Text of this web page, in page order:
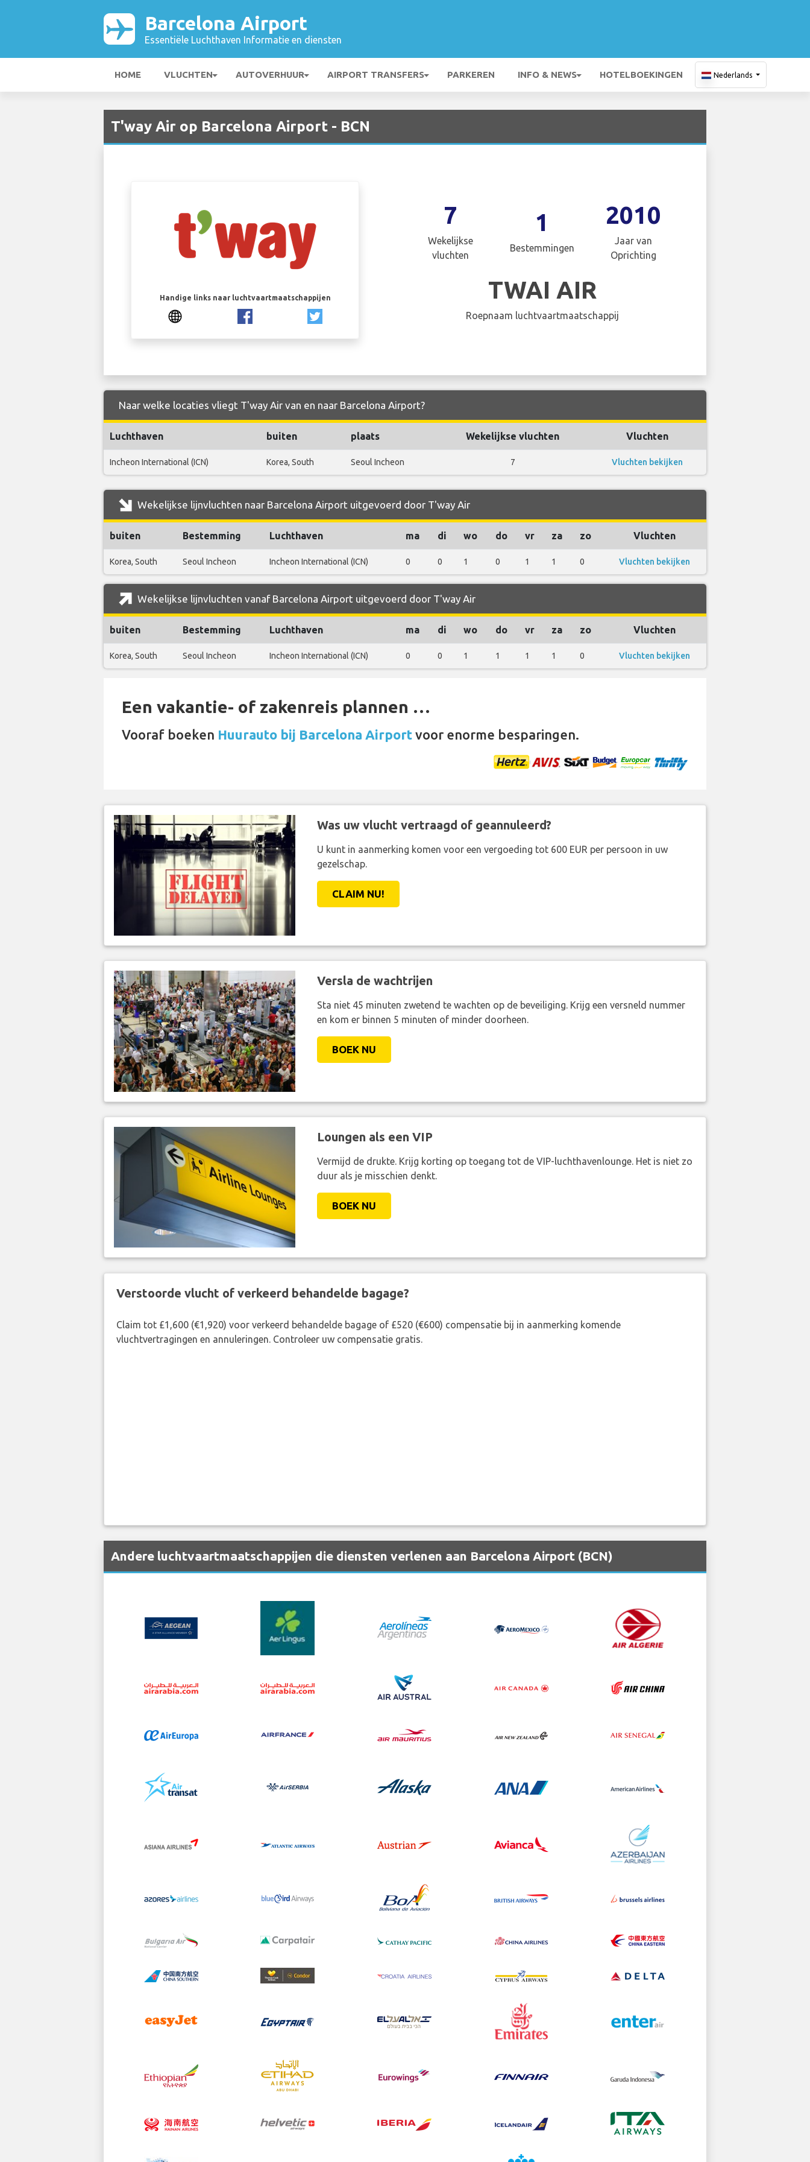
Barcelona Airport
Essentiële Luchthaven Informatie en diensten
HOME VLUCHTEN AUTOVERHUUR AIRPORT TRANSFERS PARKEREN INFO & NEWS HOTELBOEKINGEN Nederlands
T'way Air op Barcelona Airport - BCN
Handige links naar luchtvaartmaatschappijen
7
Wekelijkse
vluchten
1
Bestemmingen
2010
Jaar van
Oprichting
TWAI AIR
Roepnaam luchtvaartmaatschappij
Naar welke locaties vliegt T'way Air van en naar Barcelona Airport?
Luchthaven buiten plaats Wekelijkse vluchten Vluchten
Incheon International (ICN) Korea, South Seoul Incheon 7 Vluchten bekijken
Wekelijkse lijnvluchten naar Barcelona Airport uitgevoerd door T'way Air
buiten Bestemming Luchthaven ma di wo do vr za zo Vluchten
Korea, South Seoul Incheon Incheon International (ICN) 0 0 1 0 1 1 0 Vluchten bekijken
Wekelijkse lijnvluchten vanaf Barcelona Airport uitgevoerd door T'way Air
buiten Bestemming Luchthaven ma di wo do vr za zo Vluchten
Korea, South Seoul Incheon Incheon International (ICN) 0 0 1 1 1 1 0 Vluchten bekijken
Een vakantie- of zakenreis plannen …
Vooraf boeken Huurauto bij Barcelona Airport voor enorme besparingen.
Was uw vlucht vertraagd of geannuleerd?
U kunt in aanmerking komen voor een vergoeding tot 600 EUR per persoon in uw
gezelschap.
CLAIM NU!
Versla de wachtrijen
Sta niet 45 minuten zwetend te wachten op de beveiliging. Krijg een versneld nummer
en kom er binnen 5 minuten of minder doorheen.
BOEK NU
Loungen als een VIP
Vermijd de drukte. Krijg korting op toegang tot de VIP-luchthavenlounge. Het is niet zo
duur als je misschien denkt.
BOEK NU
Verstoorde vlucht of verkeerd behandelde bagage?
Claim tot £1,600 (€1,920) voor verkeerd behandelde bagage of £520 (€600) compensatie bij in aanmerking komende
vluchtvertragingen en annuleringen. Controleer uw compensatie gratis.
Andere luchtvaartmaatschappijen die diensten verlenen aan Barcelona Airport (BCN)